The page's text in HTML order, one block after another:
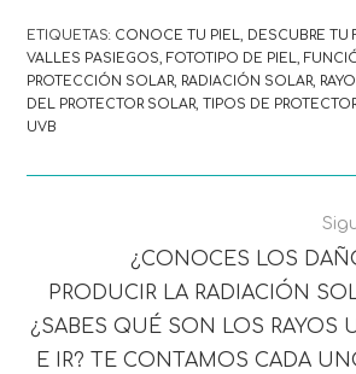
ETIQUETAS: CONOCE TU PIEL, DESCUBRE TU
VALLES PASIEGOS, FOTOTIPO DE PIEL,
PROTECCIÓN SOLAR, RADIACIÓN SOLAR,
DEL PROTECTOR SOLAR, TIPOS DE
UVB
¿CONOCES LOS
PRODUCIR LA RADIACIÓN
¿SABES QUÉ SON LOS RAYOS
E IR? TE CONTAMOS CADA